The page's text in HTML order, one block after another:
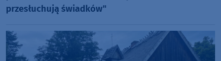
przesłuchują świadków"